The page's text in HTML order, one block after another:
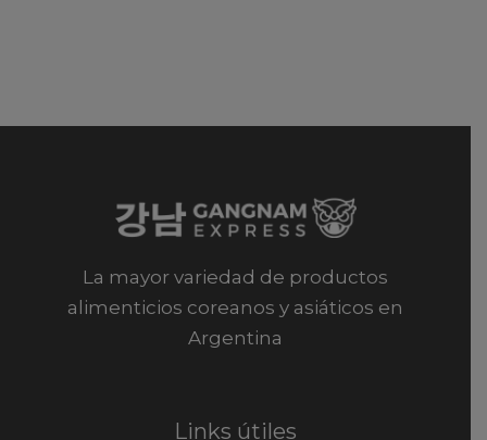
La mayor variedad de productos
alimenticios coreanos y asiáticos en
Argentina
Links útiles